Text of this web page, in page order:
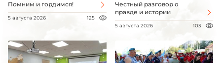
Помним и гордимся!
5 августа 2026 125
Честный разговор о
правде и истории
5 августа 2026 103